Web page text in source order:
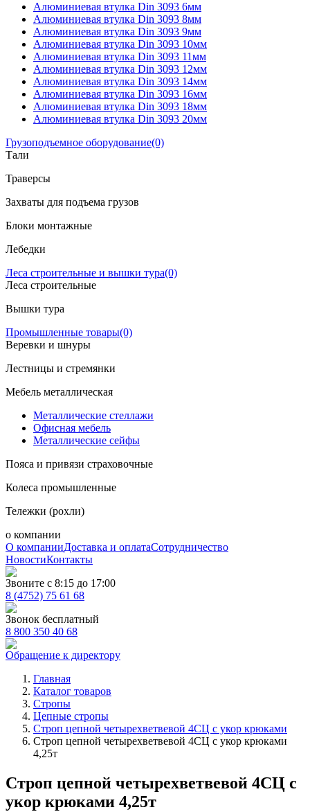
Алюминиевая втулка Din 3093 6мм
Алюминиевая втулка Din 3093 8мм
Алюминиевая втулка Din 3093 9мм
Алюминиевая втулка Din 3093 10мм
Алюминиевая втулка Din 3093 11мм
Алюминиевая втулка Din 3093 12мм
Алюминиевая втулка Din 3093 14мм
Алюминиевая втулка Din 3093 16мм
Алюминиевая втулка Din 3093 18мм
Алюминиевая втулка Din 3093 20мм
Грузоподъемное оборудование(0)
Тали
Траверсы
Захваты для подъема грузов
Блоки монтажные
Лебедки
Леса строительные и вышки тура(0)
Леса строительные
Вышки тура
Промышленные товары(0)
Веревки и шнуры
Лестницы и стремянки
Мебель металлическая
Металлические стеллажи
Офисная мебель
Металлические сейфы
Пояса и привязи страховочные
Колеса промышленные
Тележки (рохли)
о компании
О компанииДоставка и оплатаСотрудничество
НовостиКонтакты
Звоните с 8:15 до 17:00
8 (4752) 75 61 68
Звонок бесплатный
8 800 350 40 68
Обращение к директору
Главная
Каталог товаров
Стропы
Цепные стропы
Строп цепной четырехветвевой 4СЦ с укор крюками
Строп цепной четырехветвевой 4СЦ с укор крюками
4,25т
Строп цепной четырехветвевой 4СЦ с
укор крюками 4,25т